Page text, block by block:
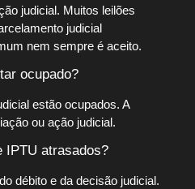
judicial. Muitos leilões
judicial
nem sempre é aceito.
ocupado?
estão ocupados. A
ou ação judicial.
IPTU atrasados?
débito e da decisão judicial.